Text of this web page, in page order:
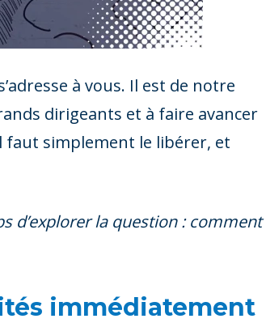
à vous. Il est de notre
dirigeants et à faire avancer
faut simplement le libérer, et
d’explorer la question : comment
immédiatement